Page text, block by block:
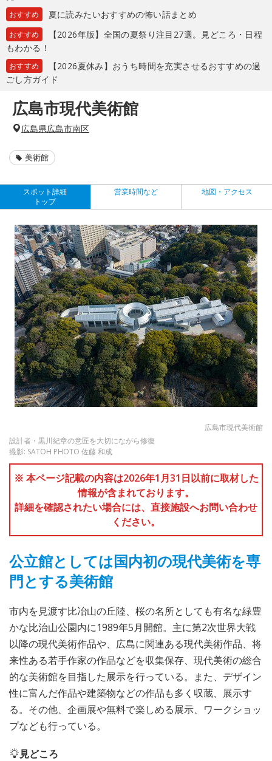
おすすめ 夏に読みたいおすすめの怖い話まとめ
おすすめ
【2026年版】全国の夏祭り注目27選。見どころ・日程
もわかる！
おすすめ
【2026夏休み】おうち時間を充実させるおすすめの過
ごし方ガイド
広島市現代美術館
広島県広島市南区
美術館
スポット詳細
トップ
営業時間など 地図・アクセス
広島市現代美術館
設計者・黒川紀章の意匠を大切にながら修復
撮影: SATOH PHOTO 佐藤 和成
※ 本ページ記載の内容は2026年1月31日以前に取材した
情報が含まれております。
詳細を確認されたい場合には、直接施設へお問い合わせ
ください。
公立館としては国内初の現代美術を専
門とする美術館
市内を見渡す比冶山の丘陸、桜の名所としても有名な緑豊
かな比治山公園内に1989年5月開館。主に第2次世界大戦
以降の現代美術作品や、広島に関連ある現代美術作品、将
来性ある若手作家の作品などを収集保存、現代美術の総合
的な美術館を目指した展示を行っている。また、デザイン
性に富んだ作品や建築物などの作品も多く収蔵、展示す
る。その他、企画展や無料で楽しめる展示、ワークショッ
プなども行っている。
見どころ